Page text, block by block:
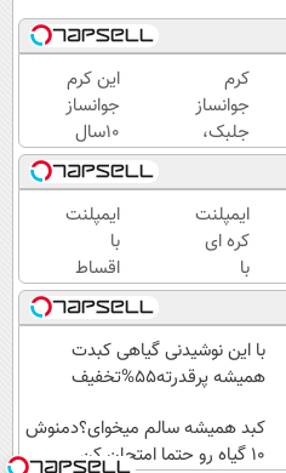
کرم
جوانساز
جلبک،
هدیه
طبیعت به
شما(خرید
با تخفیف
ویژه)
این کرم
جوانساز
10سال
سنتو
کم
میکنه
(با
تخفیف
ویژه)
ایمپلنت
کره ای
با
روکش
25
میلیون
✅
12
ماهه +
ایمپلنت
با
اقساط
12
ماهه
بدون
نیاز به
ضامن
با این نوشیدنی گیاهی کبدت
همیشه پرقدرته55%تخفیف
کبد همیشه سالم میخوای؟دمنوش
10 گیاه رو حتما امتحان کن